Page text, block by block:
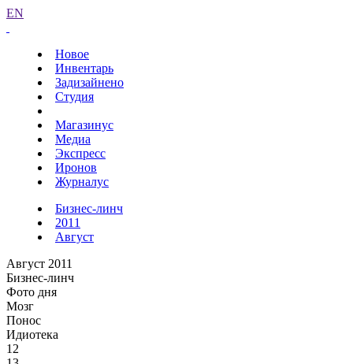
EN
Новое
Инвентарь
Задизайнено
Студия
Магазинус
Медиа
Экспресс
Иронов
Журналус
Бизнес-линч
2011
Август
Август 2011
Бизнес-линч
Фото дня
Мозг
Понос
Идиотека
12